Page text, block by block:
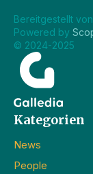
Bereitgestellt von
Powered by
© 2024-2025
Kategorien
News
People